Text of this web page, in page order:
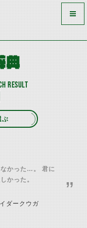
典
ぶ
”
なかった…。 君に
かった。
ダークウガ